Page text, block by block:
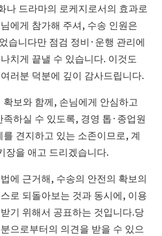
나 드라마의 로케지로서의 효과로
에게 참가해 주셔, 수송 인원은
습니다만 점검 정비·운행 관리에
치게 끝낼 수 있습니다. 이것도
러분 덕분에 깊이 감사드립니다.
보와 함께, 손님에게 안심하고
하실 수 있도록, 경영 톱·종업원
견지하고 있는 소존이므로, 계
장을 애고 드리겠습니다.
에 근거해, 수송의 안전의 확보의
로 되돌아보는 것과 동시에, 이용
기 위해서 공표하는 것입니다.당
으로부터의 의견을 받을 수 있으